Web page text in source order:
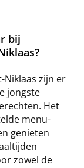
bij
Niklaas zijn er
jongste
Het
menu-
genieten
zowel de